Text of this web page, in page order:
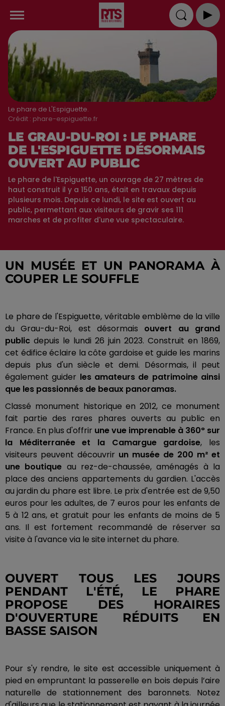
Le phare de L'Espiguette.
Crédit : phare-espiguette.fr
LE GRAU-DU-ROI : LE PHARE
DE L'ESPIGUETTE DÉSORMAIS
OUVERT AU PUBLIC
Le phare de l'Espiguette, un ouvrage de 27 mètres de
haut construit il y a 150 ans, était en travaux depuis
plusieurs mois. Depuis ce lundi, le site est ouvert au
public, permettant aux visiteurs de gravir ses 111
marches et de profiter d'une vue spectaculaire.
UN MUSÉE ET UN PANORAMA À
COUPER LE SOUFFLE
Le phare de l'Espiguette, véritable emblème de la ville
du Grau-du-Roi, est désormais ouvert au grand
public depuis le lundi 26 juin 2023. Construit en 1869,
cet édifice éclaire la côte gardoise et guide les marins
depuis plus d'un siècle et demi. Désormais, il peut
également guider les amateurs de patrimoine ainsi
que les passionnés de beaux panoramas.
Classé monument historique en 2012, ce monument
fait partie des rares phares ouverts au public en
France. En plus d'offrir une vue imprenable à 360° sur
la Méditerranée et la Camargue gardoise, les
visiteurs peuvent découvrir un musée de 200 m² et
une boutique au rez-de-chaussée, aménagés à la
place des anciens appartements du gardien. L'accès
au jardin du phare est libre. Le prix d'entrée est de 9,50
euros pour les adultes, de 7 euros pour les enfants de
5 à 12 ans, et gratuit pour les enfants de moins de 5
ans. Il est fortement recommandé de réserver sa
visite à l'avance via le site internet du phare.
OUVERT TOUS LES JOURS
PENDANT L'ÉTÉ, LE PHARE
PROPOSE DES HORAIRES
D'OUVERTURE RÉDUITS EN
BASSE SAISON
Pour s'y rendre, le site est accessible uniquement à
pied en empruntant la passerelle en bois depuis l’aire
naturelle de stationnement des baronnets. Notez